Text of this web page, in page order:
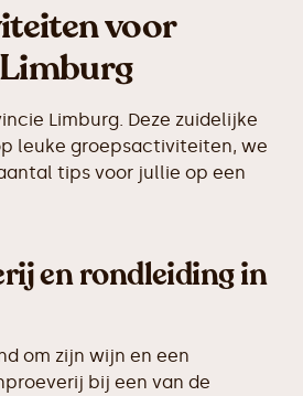
voor
Limburg. Deze zuidelijke
leuke groepsactiviteiten, we
tips voor jullie op een
en rondleiding in
om zijn wijn en een
bij een van de